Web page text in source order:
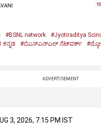
ಅ
#BSNL network #Jyotiraditya
ಕನ್ನಡ #ಬಿಎಸ್‌ಎನ್‌ಎಲ್ ನೆಟ್‌ವರ್ಕ್
ADVERTISEMENT
3, 2026, 7:15 PM IST